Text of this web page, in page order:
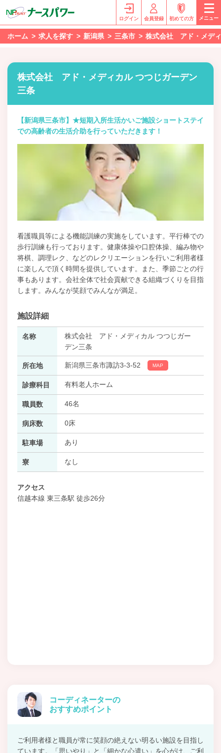
ログイン 会員登録 初めての方 メニュー
ホーム 求人を探す 新潟県 三条市 株式会社 アド・メディ
株式会社 アド・メディカル つつじガーデン
三条
【新潟県三条市】★短期入所生活かいご施設ショートステイ
での高齢者の生活介助を行っていただきます！
看護職員等による機能訓練の実施をしています。平行棒での
歩行訓練も行っております。健康体操や口腔体操、編み物や
将棋、調理レク、などのレクリエーションを行いご利用者様
に楽しんで頂く時間を提供しています。また、季節ごとの行
事もあります。会社全体で社会貢献できる組織づくりを目指
します。みんなが笑顔でみんなが満足。
施設詳細
名称
株式会社 アド・メディカル つつじガー
デン三条
所在地 新潟県三条市諏訪3-3-52 MAP
診療科目 有料老人ホーム
職員数 46名
病床数 0床
駐車場 あり
寮 なし
アクセス
信越本線 東三条駅 徒歩26分
コーディネーターの
おすすめポイント
ご利用者様と職員が常に笑顔の絶えない明るい施設を目指し
ています。「思いやり」と「細かな心遣い」を心がけ、ご利